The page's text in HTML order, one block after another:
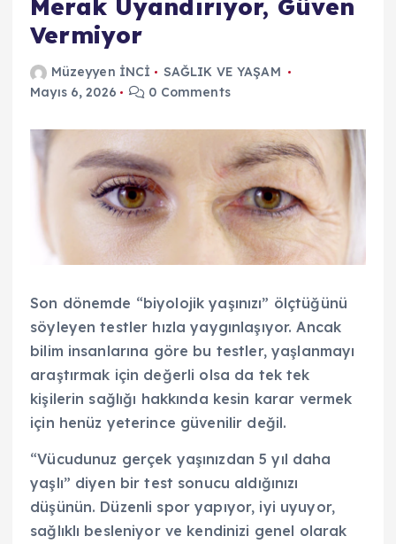
Merak Uyandırıyor, Güven
Vermiyor
Müzeyyen İNCİ
SAĞLIK VE YAŞAM
Mayıs 6, 2026
0 Comments
Son dönemde “biyolojik yaşınızı” ölçtüğünü
söyleyen testler hızla yaygınlaşıyor. Ancak
bilim insanlarına göre bu testler, yaşlanmayı
araştırmak için değerli olsa da tek tek
kişilerin sağlığı hakkında kesin karar vermek
için henüz yeterince güvenilir değil.
“Vücudunuz gerçek yaşınızdan 5 yıl daha
yaşlı” diyen bir test sonucu aldığınızı
düşünün. Düzenli spor yapıyor, iyi uyuyor,
sağlıklı besleniyor ve kendinizi genel olarak